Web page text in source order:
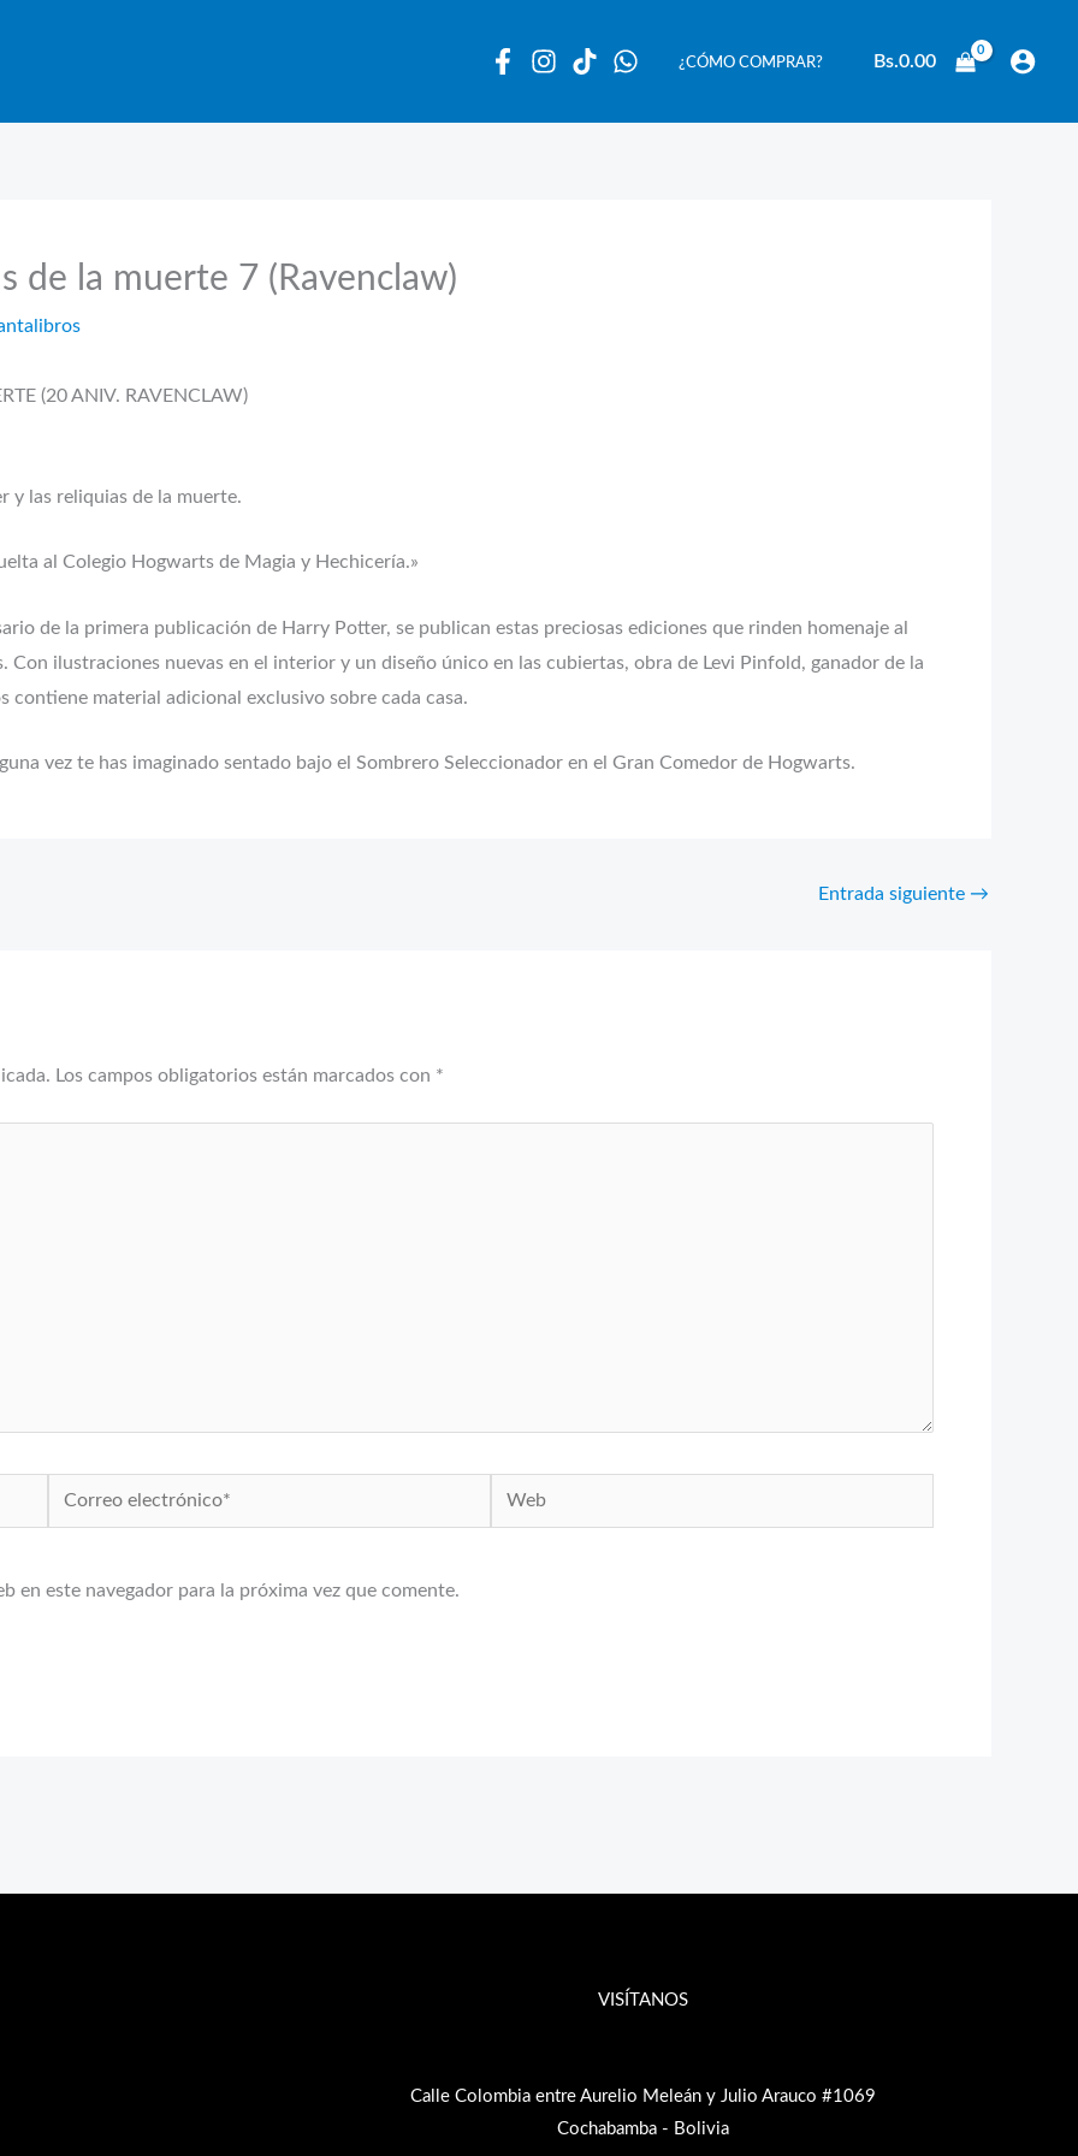
¿CÓMO COMPRAR? Bs.0.00
de la muerte 7 (Ravenclaw)
(20 ANIV. RAVENCLAW)
y las reliquias de la muerte.
al Colegio Hogwarts de Magia y Hechicería.»
de la primera publicación de Harry Potter, se publican estas preciosas ediciones que rinden homenaje al
Con ilustraciones nuevas en el interior y un diseño único en las cubiertas, obra de Levi Pinfold, ganador de la
contiene material adicional exclusivo sobre cada casa.
vez te has imaginado sentado bajo el Sombrero Seleccionador en el Gran Comedor de Hogwarts.
Entrada siguiente →
Los campos obligatorios están marcados con *
Correo
electrónico*
Web
en este navegador para la próxima vez que comente.
VISÍTANOS
Calle Colombia entre Aurelio Meleán y Julio Arauco #1069
Cochabamba - Bolivia